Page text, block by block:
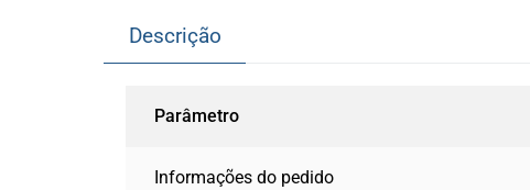
Descrição
Parâmetro
Informações do pedido